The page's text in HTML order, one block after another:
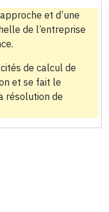
et d’une
de l’entreprise
de calcul de
et se fait le
résolution de